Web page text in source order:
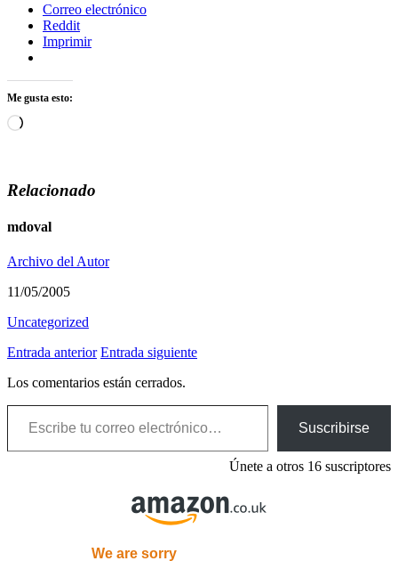
Correo electrónico
Reddit
Imprimir
Me gusta esto:
Cargando...
Relacionado
mdoval
Archivo del Autor
11/05/2005
Uncategorized
Entrada anterior Entrada siguiente
Los comentarios están cerrados.
Escribe tu correo electrónico…
Suscribirse
Únete a otros 16 suscriptores